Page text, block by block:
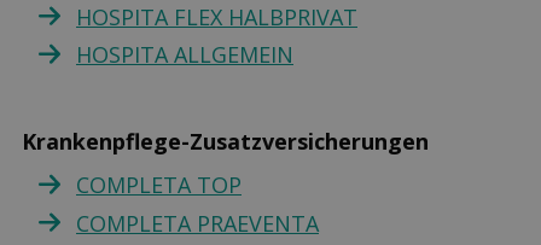
HOSPITA FLEX HALBPRIVAT
HOSPITA ALLGEMEIN
Krankenpflege-Zusatzversicherungen
COMPLETA TOP
COMPLETA PRAEVENTA